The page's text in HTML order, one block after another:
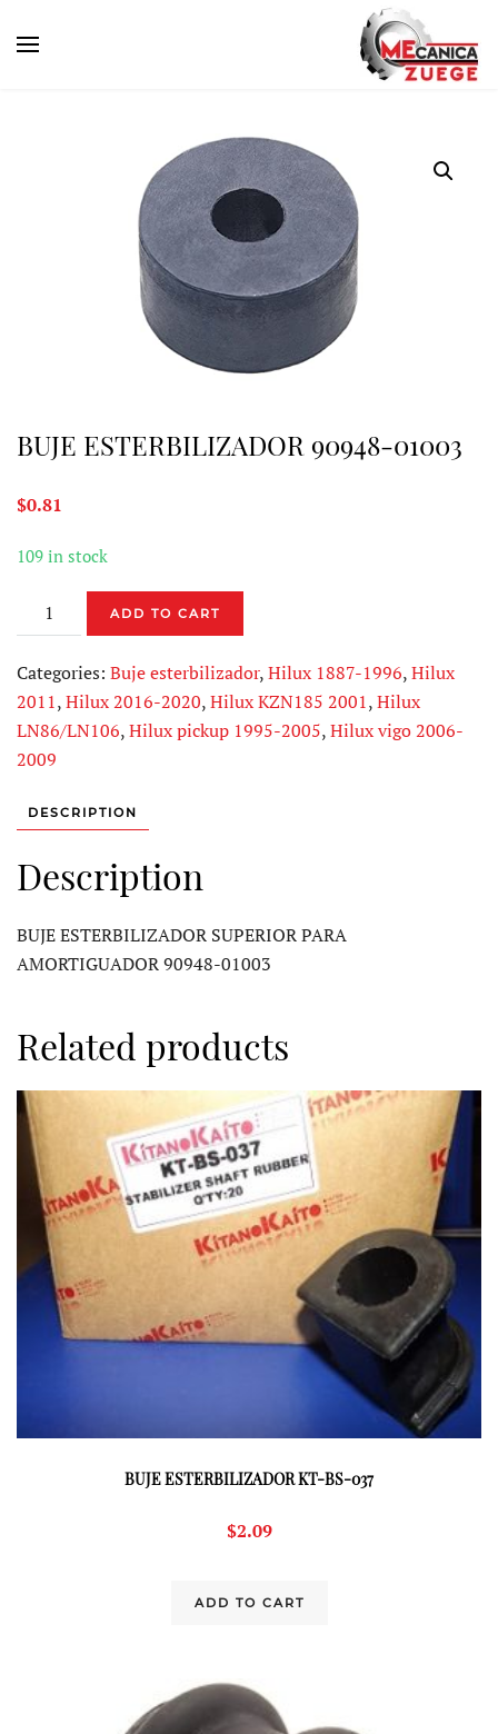
BUJE ESTERBILIZADOR 90948-01003
$0.81
109 in stock
BUJE
ESTERBILIZADOR
90948-
01003
quantity
ADD TO CART
Categories: Buje esterbilizador,Hilux 1887-1996,Hilux
2011,Hilux 2016-2020,Hilux KZN185 2001,Hilux
LN86/LN106,Hilux pickup 1995-2005,Hilux vigo 2006-
2009
DESCRIPTION
Description
BUJE ESTERBILIZADOR SUPERIOR PARA
AMORTIGUADOR 90948-01003
Related products
BUJE ESTERBILIZADOR KT-BS-037
$2.09
ADD TO CART